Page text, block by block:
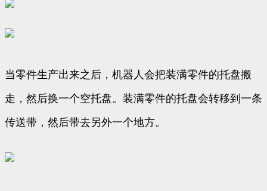
当零件生产出来之后，机器人会把装满零件的托盘搬
走，然后换一个空托盘。装满零件的托盘会转移到一条
传送带，然后带去另外一个地方。